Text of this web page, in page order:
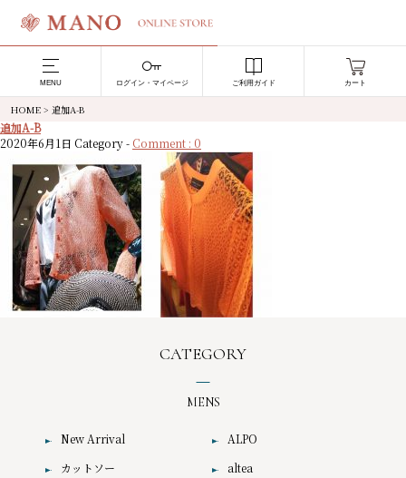
MENU ログイン・マイページ ご利用ガイド カート
HOME > 追加A-B
追加A-B
2020年6月1日 Category - Comment : 0
CATEGORY
MENS
New Arrival
カットソー
ALPO
altea